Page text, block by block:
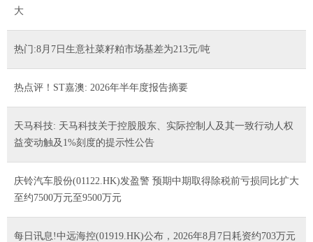
大
热门:8月7日生意社菜籽粕市场基差为213元/吨
热点评！ST嘉澳: 2026年半年度报告摘要
天马科技: 天马科技关于控股股东、实际控制人及其一致行动人权
益变动触及1%刻度的提示性公告
庆铃汽车股份(01122.HK)发盈警 预期中期取得除税前亏损同比扩大
至约7500万元至9500万元
每日讯息!中远海控(01919.HK)公布，2026年8月7日耗资约703万元